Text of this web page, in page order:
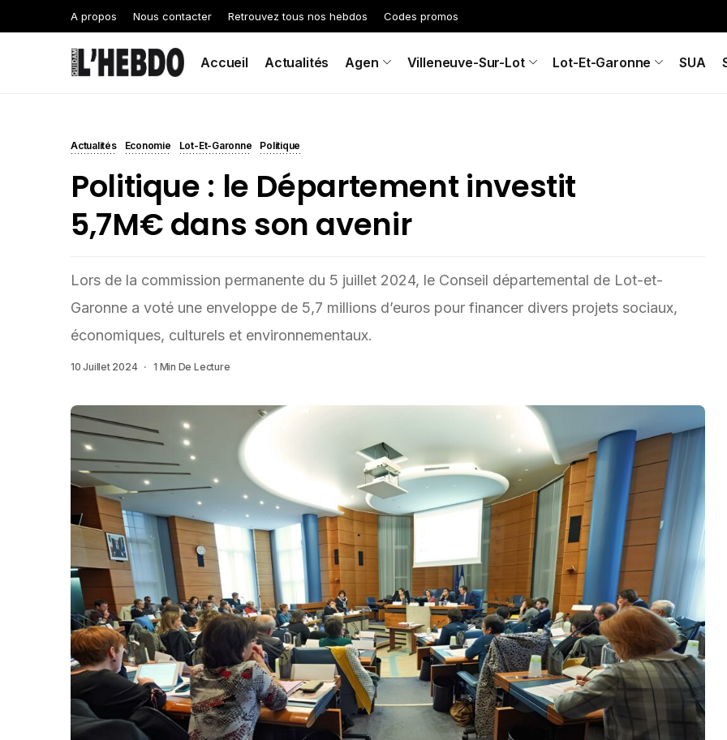
A propos Nous contacter Retrouvez tous nos hebdos Codes promos
Accueil Actualités Agen Villeneuve-Sur-Lot Lot-Et-Garonne SUA
Actualités Economie Lot-Et-Garonne Politique
Politique : le Département investit
5,7M€ dans son avenir
Lors de la commission permanente du 5 juillet 2024, le Conseil départemental de Lot-et-
Garonne a voté une enveloppe de 5,7 millions d’euros pour financer divers projets sociaux,
économiques, culturels et environnementaux.
10 Juillet 2024 1 Min De Lecture